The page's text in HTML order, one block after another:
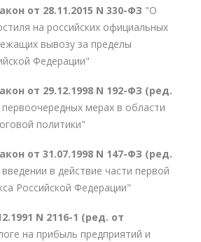
от 28.11.2015 N 330-ФЗ "О
на российских официальных
вывозу за пределы
Федерации"
от 29.12.1998 N 192-ФЗ (ред.
мерах в области
политики"
от 31.07.1998 N 147-ФЗ (ред.
в действие части первой
Российской Федерации"
N 2116-1 (ред. от
на прибыль предприятий и